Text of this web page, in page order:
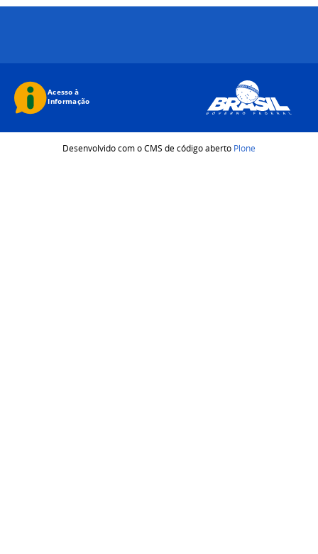
Desenvolvido com o CMS de código aberto Plone